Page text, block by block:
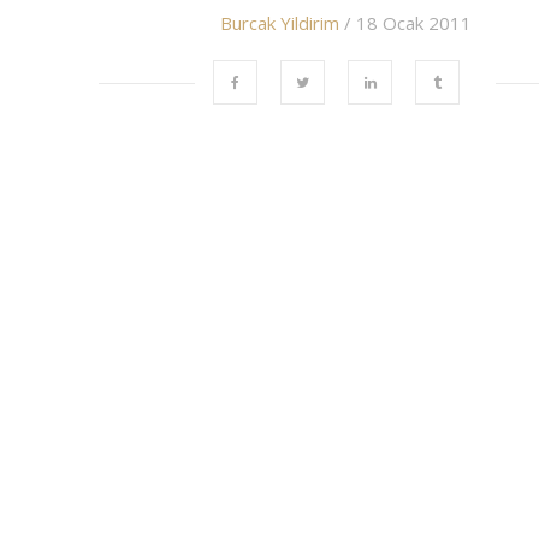
Burcak Yildirim / 18 Ocak 2011